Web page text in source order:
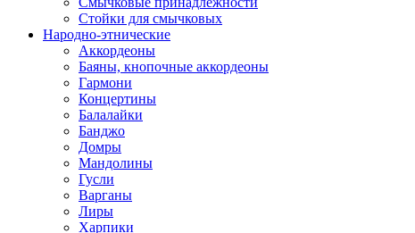
Стойки для смычковых
Народно-этнические
Аккордеоны
Баяны, кнопочные аккордеоны
Гармони
Концертины
Балалайки
Банджо
Домры
Мандолины
Гусли
Варганы
Лиры
Харпики